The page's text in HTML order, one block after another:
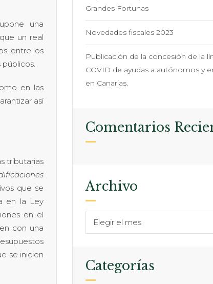
una
un real
entre los
en las
así
tributarias
que se
en la Ley
en el
con una
se inicien
Grandes Fortunas
Novedades fiscales 2023
Publicación de la concesión de la
COVID de ayudas a autónomos y
en Canarias.
Comentarios
Archivo
Categorías